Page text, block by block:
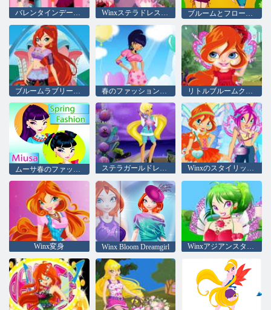
バレンタインデーのカップル Winxステラドレスアップ ブルームとフローラのドレスアップ
ブルームラブリーガールドレスアップ 春のファッションドレスアップ リトルブルームクリスマスドレスアップ
ステラガールドレスアップ Winxのスタイリッシュなドレス
Winx変身 Winx Bloom Dreamgirl Winxアジアンスタイル